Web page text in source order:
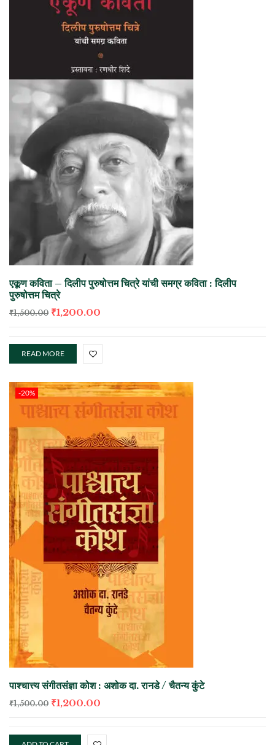
एकूण कविता – दिलीप पुरुषोत्तम चित्रे यांची समग्र कविता : दिलीप
पुरुषोत्तम चित्रे
₹1,500.00 ₹1,200.00
READ MORE
-20%
पाश्चात्त्य संगीतसंज्ञा कोश : अशोक दा. रानडे / चैतन्य कुंटे
₹1,500.00 ₹1,200.00